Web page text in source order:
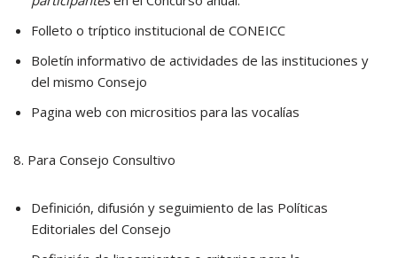
Folleto o tríptico institucional de CONEICC
Boletín informativo de actividades de las instituciones y
del mismo Consejo
Pagina web con micrositios para las vocalías
8. Para Consejo Consultivo
Definición, difusión y seguimiento de las Políticas
Editoriales del Consejo